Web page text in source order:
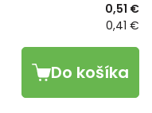
0,41 €
0,51 €
Do košíka